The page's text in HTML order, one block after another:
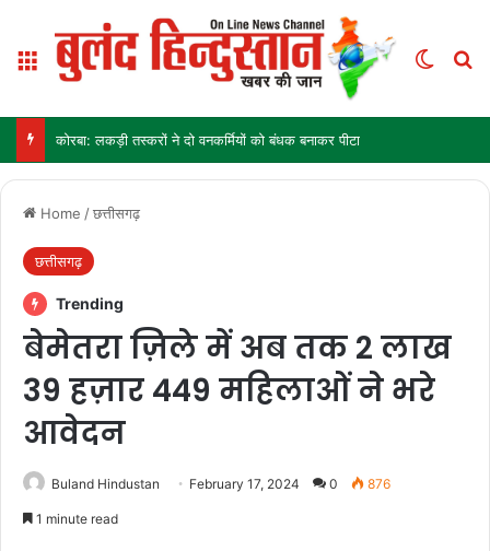
Menu
कोरबा: लकड़ी तस्करों ने दो वनकर्मियों को बंधक बनाकर पीटा
Home /छत्तीसगढ़
छत्तीसगढ़
Trending
बेमेतरा ज़िले में अब तक 2 लाख
39 हज़ार 449 महिलाओं ने भरे
आवेदन
Buland Hindustan February 17, 2024 0 876
1 minute read